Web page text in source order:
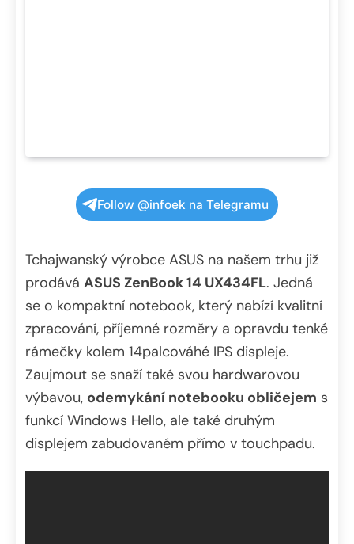
Follow @infoek na Telegramu
Tchajwanský výrobce ASUS na našem trhu již
prodává ASUS ZenBook 14 UX434FL. Jedná
se o kompaktní notebook, který nabízí kvalitní
zpracování, příjemné rozměry a opravdu tenké
rámečky kolem 14palcováhé IPS displeje.
Zaujmout se snaží také svou hardwarovou
výbavou, odemykání notebooku obličejem s
funkcí Windows Hello, ale také druhým
displejem zabudovaném přímo v touchpadu.